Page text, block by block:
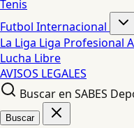
Tenis
Futbol Internacional
La Liga Liga Profesional
Lucha Libre
AVISOS LEGALES
Buscar en SABES
Buscar